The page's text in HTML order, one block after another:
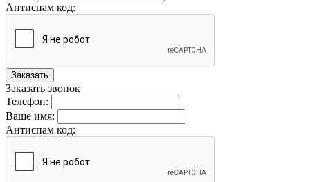
Антиспам код:
Заказать
Заказать звонок
Телефон:
Ваше имя:
Антиспам код: